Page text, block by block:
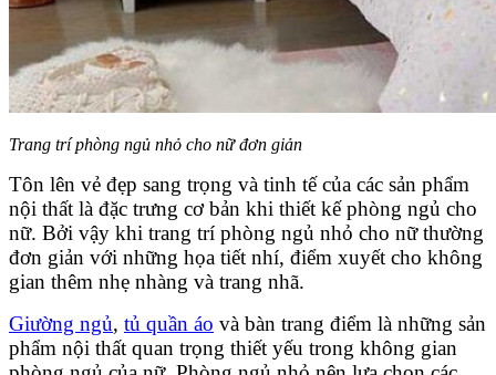
Trang trí phòng ngủ nhỏ cho nữ đơn giản
Tôn lên vẻ đẹp sang trọng và tinh tế của các sản phẩm
nội thất là đặc trưng cơ bản khi thiết kế phòng ngủ cho
nữ. Bởi vậy khi trang trí phòng ngủ nhỏ cho nữ thường
đơn giản với những họa tiết nhí, điểm xuyết cho không
gian thêm nhẹ nhàng và trang nhã.
Giường ngủ, tủ quần áo và bàn trang điểm là những sản
phẩm nội thất quan trọng thiết yếu trong không gian